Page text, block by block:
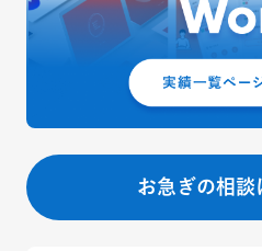
お急ぎの相談